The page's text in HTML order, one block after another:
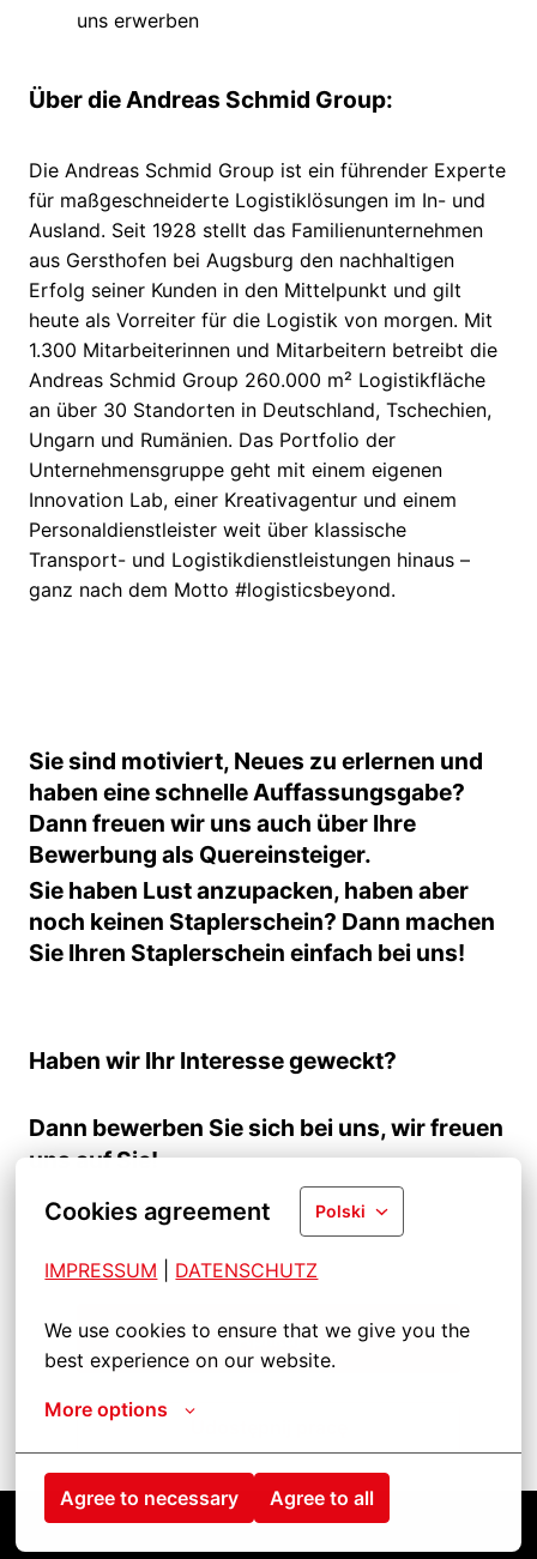
Cookies agreement Polski
IMPRESSUM DATENSCHUTZ
We use cookies to ensure that we give you the
best experience on our website.
More options
Agree to necessary Agree to all
uns erwerben
Über die Andreas Schmid Group:
Die Andreas Schmid Group ist ein führender Experte
für maßgeschneiderte Logistiklösungen im In- und
Ausland. Seit 1928 stellt das Familienunternehmen
aus Gersthofen bei Augsburg den nachhaltigen
Erfolg seiner Kunden in den Mittelpunkt und gilt
heute als Vorreiter für die Logistik von morgen. Mit
1.300 Mitarbeiterinnen und Mitarbeitern betreibt die
Andreas Schmid Group 260.000 m² Logistikfläche
an über 30 Standorten in Deutschland, Tschechien,
Ungarn und Rumänien. Das Portfolio der
Unternehmensgruppe geht mit einem eigenen
Innovation Lab, einer Kreativagentur und einem
Personaldienstleister weit über klassische
Transport- und Logistikdienstleistungen hinaus –
ganz nach dem Motto #logisticsbeyond.
Sie sind motiviert, Neues zu erlernen und
haben eine schnelle Auffassungsgabe?
Dann freuen wir uns auch über Ihre
Bewerbung als Quereinsteiger.
Sie haben Lust anzupacken, haben aber
noch keinen Staplerschein? Dann machen
Sie Ihren Staplerschein einfach bei uns!
Haben wir Ihr Interesse geweckt?
Dann bewerben Sie sich bei uns, wir freuen
uns auf Sie!
Aplikuj